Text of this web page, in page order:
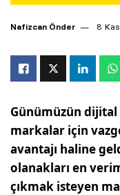
Nafizcan Önder 8
Günümüzün dijital
markalar için
avantajı haline
olanakları en
çıkmak isteyen